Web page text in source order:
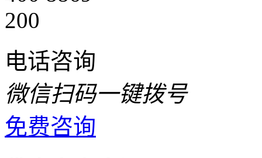
200
电话咨询
微信扫码一键拨号
免费咨询